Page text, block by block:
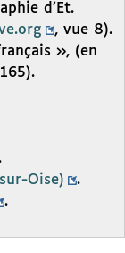
d’Et.
, vue 8).
», (en
Oise)
.
.